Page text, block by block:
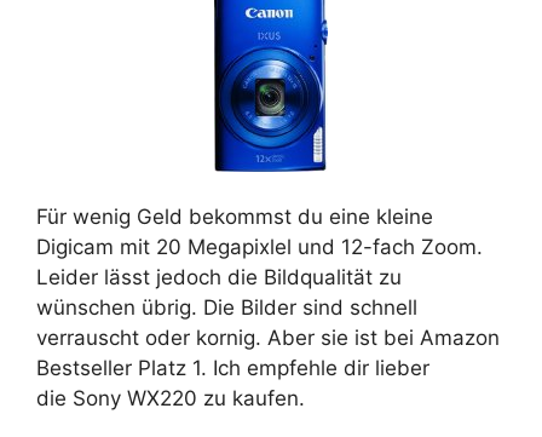
Für wenig Geld bekommst du eine kleine
Digicam mit 20 Megapixlel und 12-fach Zoom.
Leider lässt jedoch die Bildqualität zu
wünschen übrig. Die Bilder sind schnell
verrauscht oder kornig. Aber sie ist bei Amazon
Bestseller Platz 1. Ich empfehle dir lieber
die Sony WX220 zu kaufen.